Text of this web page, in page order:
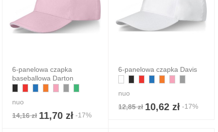
6-panelowa czapka
baseballowa Darton
nuo
14,16 zł 11,70 zł -17%
6-panelowa czapka Davis
nuo
12,85 zł 10,62 zł -17%